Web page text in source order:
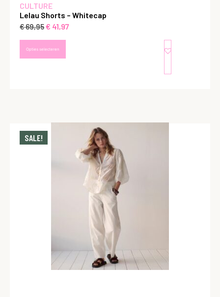
CULTURE
Lelau Shorts – Whitecap
€69,95€ 41,97
Opties selecteren
SALE!